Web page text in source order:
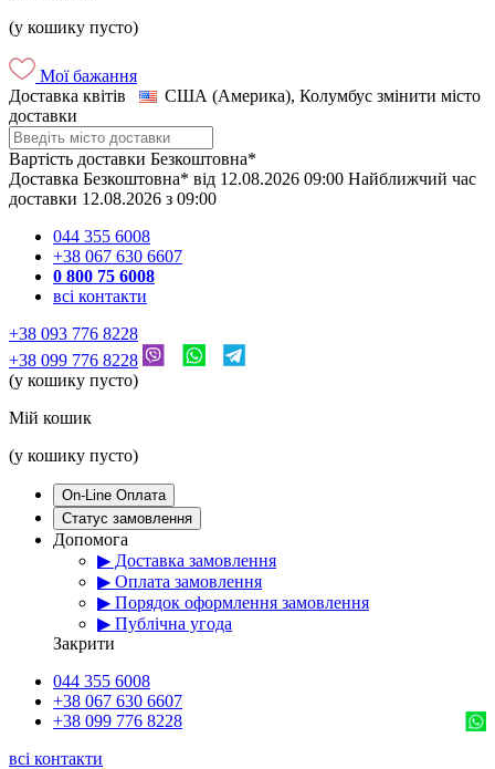
(у кошику пусто)
Мої бажання
Доставка квітів
США (Америка), Колумбус змінити місто
доставки
Вартість доставки Безкоштовна*
Доставка Безкоштовна* від 12.08.2026 09:00 Найближчий час
доставки 12.08.2026 з 09:00
044 355 6008
+38 067 630 6607
0 800 75 6008
всі контакти
+38 093 776 8228
+38 099 776 8228
(у кошику пусто)
Мій кошик
(у кошику пусто)
On-Line Оплата
Статус замовлення
Допомога
▶ Доставка замовлення
▶ Оплата замовлення
▶ Порядок оформлення замовлення
▶ Публічна угода
Закрити
044 355 6008
+38 067 630 6607
+38 099 776 8228
всі контакти